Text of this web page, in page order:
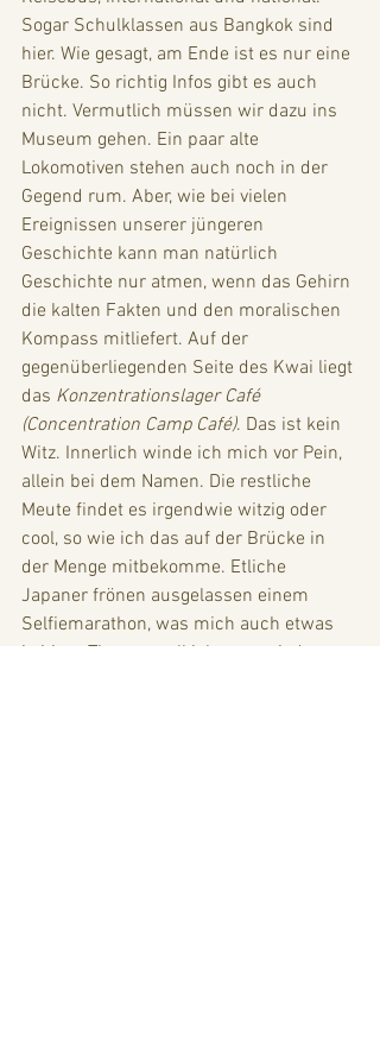
Sogar Schulklassen aus Bangkok sind
hier. Wie gesagt, am Ende ist es nur eine
Brücke. So richtig Infos gibt es auch
nicht. Vermutlich müssen wir dazu ins
Museum gehen. Ein paar alte
Lokomotiven stehen auch noch in der
Gegend rum. Aber, wie bei vielen
Ereignissen unserer jüngeren
Geschichte kann man natürlich
Geschichte nur atmen, wenn das Gehirn
die kalten Fakten und den moralischen
Kompass mitliefert. Auf der
gegenüberliegenden Seite des Kwai liegt
das Konzentrationslager Café
(Concentration Camp Café). Das ist kein
Witz. Innerlich winde ich mich vor Pein,
allein bei dem Namen. Die restliche
Meute findet es irgendwie witzig oder
cool, so wie ich das auf der Brücke in
der Menge mitbekomme. Etliche
Japaner frönen ausgelassen einem
Selfiemarathon, was mich auch etwas
irritiert. Tja, was soll ich sagen, jeder